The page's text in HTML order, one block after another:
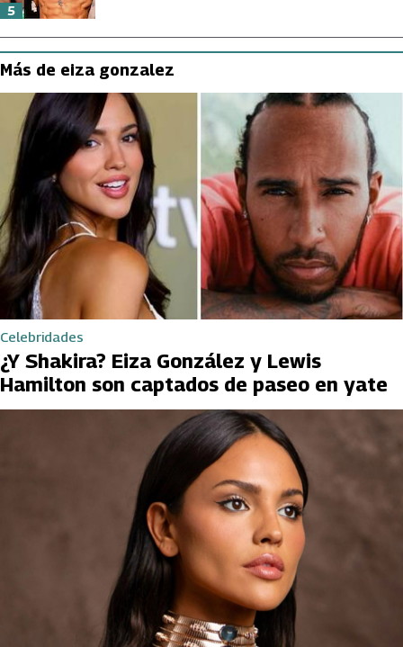
5
Más de eiza gonzalez
Celebridades
¿Y Shakira? Eiza González y Lewis
Hamilton son captados de paseo en yate